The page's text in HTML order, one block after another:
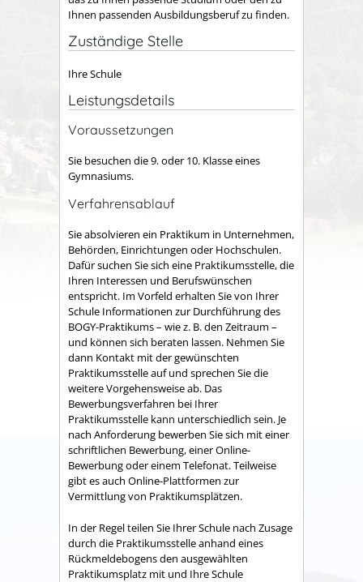
Ihnen passenden Ausbildungsberuf zu finden.
Zuständige Stelle
Ihre Schule
Leistungsdetails
Voraussetzungen
Sie besuchen die 9. oder 10. Klasse eines
Gymnasiums.
Verfahrensablauf
Sie absolvieren ein Praktikum in Unternehmen,
Behörden, Einrichtungen oder Hochschulen.
Dafür suchen Sie sich eine Praktikumsstelle, die
Ihren Interessen und Berufswünschen
entspricht. Im Vorfeld erhalten Sie von Ihrer
Schule Informationen zur Durchführung des
BOGY-Praktikums – wie z. B. den Zeitraum –
und können sich beraten lassen. Nehmen Sie
dann Kontakt mit der gewünschten
Praktikumsstelle auf und sprechen Sie die
weitere Vorgehensweise ab. Das
Bewerbungsverfahren bei Ihrer
Praktikumsstelle kann unterschiedlich sein. Je
nach Anforderung bewerben Sie sich mit einer
schriftlichen Bewerbung, einer Online-
Bewerbung oder einem Telefonat. Teilweise
gibt es auch Online-Plattformen zur
Vermittlung von Praktikumsplätzen.
In der Regel teilen Sie Ihrer Schule nach Zusage
durch die Praktikumsstelle anhand eines
Rückmeldebogens den ausgewählten
Praktikumsplatz mit und Ihre Schule